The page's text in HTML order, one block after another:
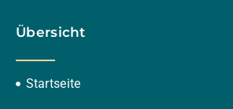
Übersicht
Startseite